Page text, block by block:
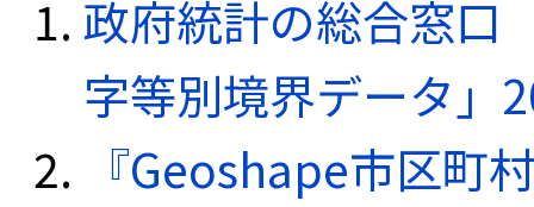
政府統計の総合窓口
字等別境界データ」
『Geoshape市区町